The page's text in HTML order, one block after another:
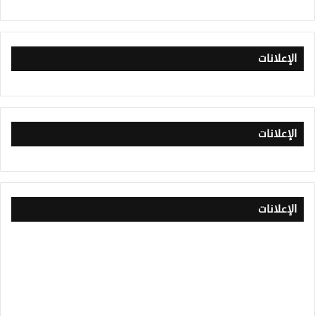
الإعلانات
الإعلانات
الإعلانات